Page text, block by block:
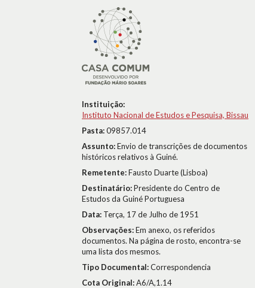
Instituição:
Instituto Nacional de Estudos e Pesquisa, Bissau
Pasta:09857.014
Assunto:Envio de transcrições de documentos
históricos relativos à Guiné.
Remetente:Fausto Duarte (Lisboa)
Destinatário:Presidente do Centro de
Estudos da Guiné Portuguesa
Data: Terça, 17 de Julho de 1951
Observações:Em anexo, os referidos
documentos. Na página de rosto, encontra-se
uma lista dos mesmos.
Tipo Documental:Correspondencia
Cota Original:A6/A,1.14